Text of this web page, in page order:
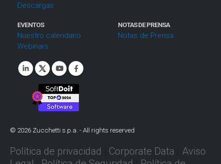
Descargas
EVENTOS
Nuestro calendario
Webinars
NOTAS DE PRENSA
Notas de Prensa
© 2026 Zucchetti s.p.a. - All rights reserved
Política de privacidad Corporate Data
Aviso